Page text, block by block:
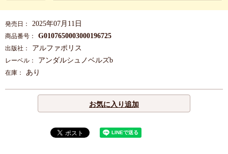
発売日： 2025年07月11日
商品番号： G0107650003000196725
出版社： アルファポリス
レーベル： アンダルシュノベルズb
在庫： あり
お気に入り追加